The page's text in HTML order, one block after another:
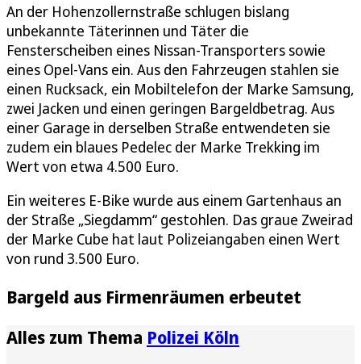
An der Hohenzollernstraße schlugen bislang
unbekannte Täterinnen und Täter die
Fensterscheiben eines Nissan-Transporters sowie
eines Opel-Vans ein. Aus den Fahrzeugen stahlen sie
einen Rucksack, ein Mobiltelefon der Marke Samsung,
zwei Jacken und einen geringen Bargeldbetrag. Aus
einer Garage in derselben Straße entwendeten sie
zudem ein blaues Pedelec der Marke Trekking im
Wert von etwa 4.500 Euro.
Ein weiteres E-Bike wurde aus einem Gartenhaus an
der Straße „Siegdamm“ gestohlen. Das graue Zweirad
der Marke Cube hat laut Polizeiangaben einen Wert
von rund 3.500 Euro.
Bargeld aus Firmenräumen erbeutet
Alles zum Thema Polizei Köln